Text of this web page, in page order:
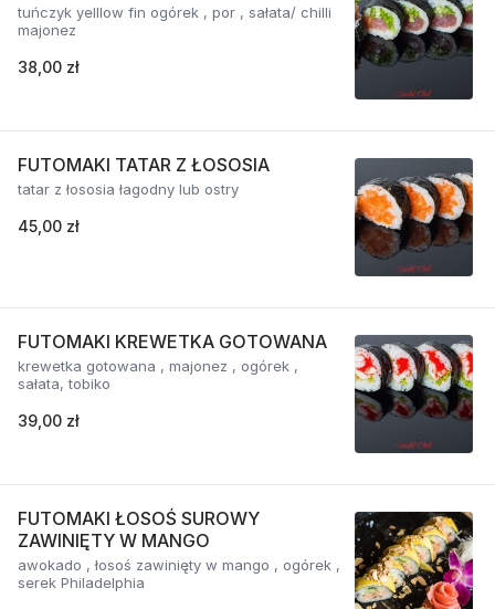
tuńczyk yelllow fin ogórek , por , sałata/ chilli
majonez
38,00 zł
FUTOMAKI TATAR Z ŁOSOSIA
tatar z łososia łagodny lub ostry
45,00 zł
FUTOMAKI KREWETKA GOTOWANA
krewetka gotowana , majonez , ogórek ,
sałata, tobiko
39,00 zł
FUTOMAKI ŁOSOŚ SUROWY
ZAWINIĘTY W MANGO
awokado , łosoś zawinięty w mango , ogórek ,
serek Philadelphia